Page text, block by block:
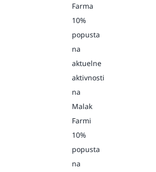
Farma
10%
popusta
na
aktuelne
aktivnosti
na
Malak
Farmi
10%
popusta
na